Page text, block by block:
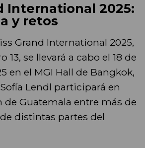
International 2025:
y retos
Grand International 2025,
se llevará a cabo el 18 de
en el MGI Hall de Bangkok,
Lendl participará en
de Guatemala entre más de
distintas partes del